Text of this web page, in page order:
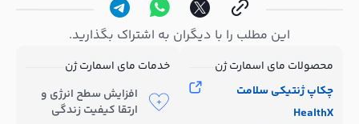
این مطلب را با دیگران به اشتراک بگذارید.
خدمات مای اسمارت ژن
افزایش سطح انرژی و
ارتقا کیفیت زندگی
محصولات مای اسمارت ژن
چکاپ ژنتیکی سلامت
HealthX